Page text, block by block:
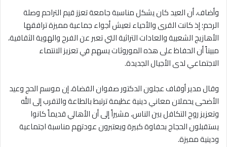
وأضاف، أن العيد كان يشكل مناسبة جامعة تعزز قيم التراحم وصلة
الرحم؛ إذ كانت القرى والأحياء تعيش أجواء جماعية مميزة ترافقها
الأهازيج الشعبية والعادات التراثية التي تعبر عن الفرح والهوية الثقافية،
مبيناً أن الحفاظ على هذه الموروثات يسهم في تعزيز الانتماء
الاجتماعي لدى الأجيال الجديدة.
وقال مدير أوقاف عجلون الدكتور صفوان القضاة، إن موسم الحج وعيد
الأضحى يحملان معاني دينية عظيمة ترتبط بالطاعة والتقرب إلى الله
وتعزيز روح التكافل بين الناس، مشيراً إلى أن الأهالي قديماً كانوا
يستقبلون الحجاج بحفاوة كبيرة ويعتبرون عودتهم مناسبة اجتماعية
ودينية مميزة.